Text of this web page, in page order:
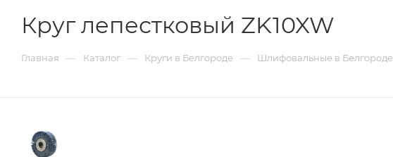
Круг лепестковый ZK10XW
Главная — Каталог — Круги в Белгороде — Шлифовальные в Белгороде